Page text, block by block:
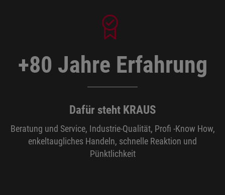
+80 Jahre Erfahrung
Dafür steht KRAUS
Beratung und Service, Industrie-Qualität, Profi -Know How,
enkeltaugliches Handeln, schnelle Reaktion und
Pünktlichkeit